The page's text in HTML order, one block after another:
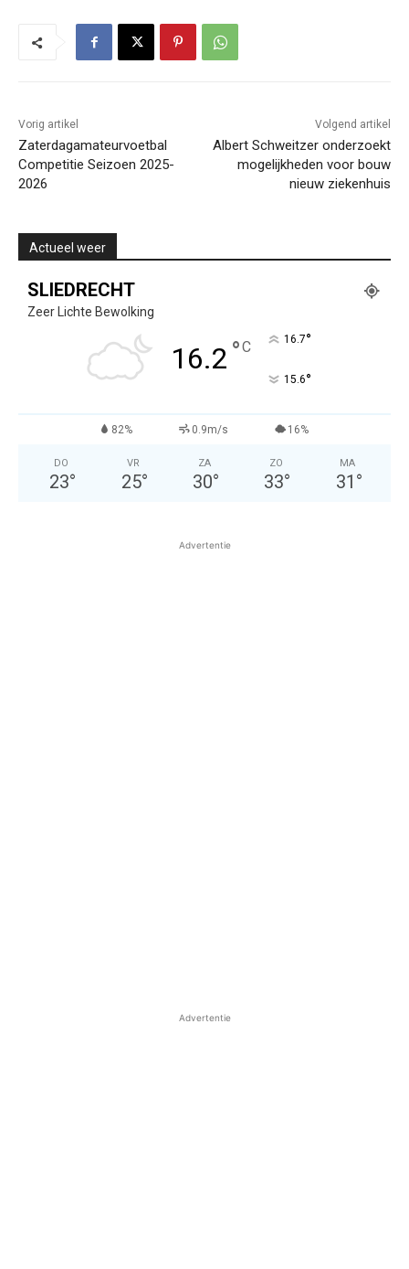
Vorig artikel
Zaterdagamateurvoetbal
Competitie Seizoen 2025-
2026
Volgend artikel
Albert Schweitzer onderzoekt
mogelijkheden voor bouw
nieuw ziekenhuis
Actueel weer
SLIEDRECHT
Zeer Lichte Bewolking
16.2 °C 16.7°
15.6°
82% 0.9m/s 16%
DO
23°
VR
25°
ZA
30°
ZO
33°
MA
31 °
Advertentie
Advertentie